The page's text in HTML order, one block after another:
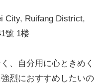
City, Ruifang District,
號 1楼
、自分用に心ときめく
烈におすすめしたいの